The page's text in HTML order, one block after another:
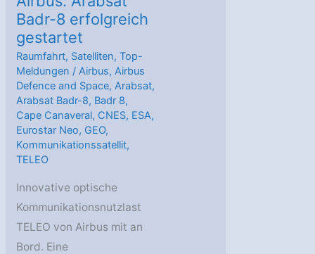
Badr-8 erfolgreich
gestartet
Raumfahrt, Satelliten,Top-
Meldungen /Airbus,Airbus
Defence and Space,Arabsat,
Arabsat Badr-8, Badr 8,
Cape Canaveral, CNES, ESA,
Eurostar Neo, GEO,
Kommunikationssatellit,
TELEO
Innovative optische
Kommunikationsnutzlast
TELEO von Airbus mit an
Bord. Eine